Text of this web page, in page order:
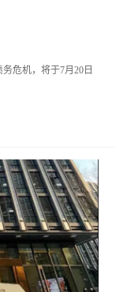
危机，将于7月20日